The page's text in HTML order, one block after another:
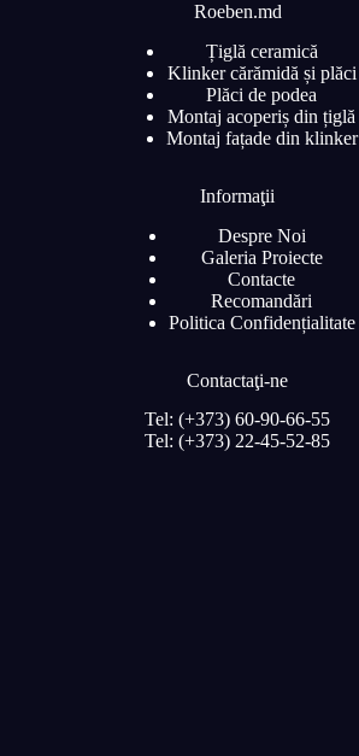
Roeben.md
Țiglă ceramică
Klinker cărămidă și plăci
Plăci de podea
Montaj acoperiș din țiglă
Montaj fațade din klinker
Informaţii
Despre Noi
Galeria Proiecte
Contacte
Recomandări
Politica Confidențialitate
Contactaţi-ne
Tel: (+373) 60-90-66-55
Tel: (+373) 22-45-52-85